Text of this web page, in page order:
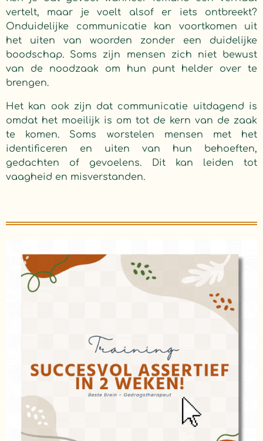
vertelt, maar je voelt alsof er iets ontbreekt?
Onduidelijke communicatie kan voortkomen uit
het uiten van woorden zonder een duidelijke
boodschap. Soms zijn mensen zich niet bewust
van de noodzaak om hun punt helder over te
brengen.
Het kan ook zijn dat communicatie uitdagend is
omdat het moeilijk is om tot de kern van de zaak
te komen. Soms worstelen mensen met het
identificeren en uiten van hun behoeften,
gedachten of gevoelens. Dit kan leiden tot
vaagheid en misverstanden.